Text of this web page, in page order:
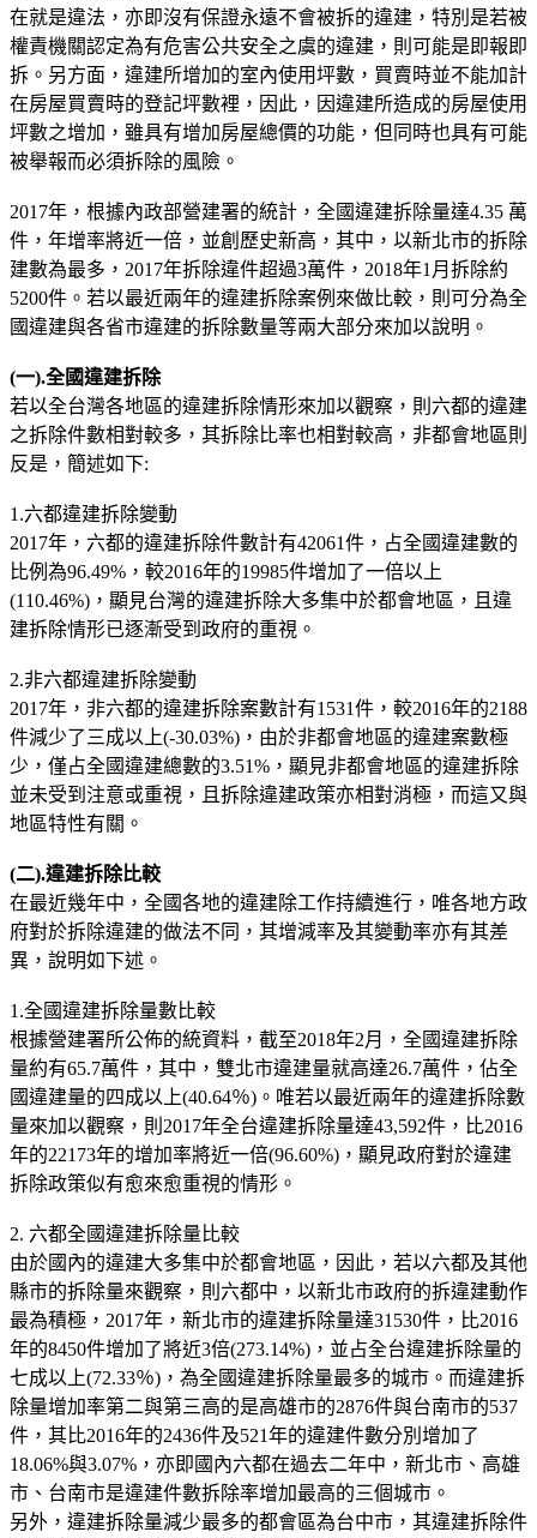
在就是違法，亦即沒有保證永遠不會被拆的違建，特別是若被
權責機關認定為有危害公共安全之虞的違建，則可能是即報即
拆。另方面，違建所增加的室內使用坪數，買賣時並不能加計
在房屋買賣時的登記坪數裡，因此，因違建所造成的房屋使用
坪數之增加，雖具有增加房屋總價的功能，但同時也具有可能
被舉報而必須拆除的風險。
2017年，根據內政部營建署的統計，全國違建拆除量達4.35 萬
件，年增率將近一倍，並創歷史新高，其中，以新北市的拆除
建數為最多，2017年拆除違件超過3萬件，2018年1月拆除約
5200件。若以最近兩年的違建拆除案例來做比較，則可分為全
國違建與各省市違建的拆除數量等兩大部分來加以說明。
(一).全國違建拆除
若以全台灣各地區的違建拆除情形來加以觀察，則六都的違建
之拆除件數相對較多，其拆除比率也相對較高，非都會地區則
反是，簡述如下:
1.六都違建拆除變動
2017年，六都的違建拆除件數計有42061件，占全國違建數的
比例為96.49%，較2016年的19985件增加了一倍以上
(110.46%)，顯見台灣的違建拆除大多集中於都會地區，且違
建拆除情形已逐漸受到政府的重視。
2.非六都違建拆除變動
2017年，非六都的違建拆除案數計有1531件，較2016年的2188
件減少了三成以上(-30.03%)，由於非都會地區的違建案數極
少，僅占全國違建總數的3.51%，顯見非都會地區的違建拆除
並未受到注意或重視，且拆除違建政策亦相對消極，而這又與
地區特性有關。
(二).違建拆除比較
在最近幾年中，全國各地的違建除工作持續進行，唯各地方政
府對於拆除違建的做法不同，其增減率及其變動率亦有其差
異，說明如下述。
1.全國違建拆除量數比較
根據營建署所公佈的統資料，截至2018年2月，全國違建拆除
量約有65.7萬件，其中，雙北市違建量就高達26.7萬件，佔全
國違建量的四成以上(40.64％)。唯若以最近兩年的違建拆除數
量來加以觀察，則2017年全台違建拆除量達43,592件，比2016
年的22173年的增加率將近一倍(96.60%)，顯見政府對於違建
拆除政策似有愈來愈重視的情形。
2. 六都全國違建拆除量比較
由於國內的違建大多集中於都會地區，因此，若以六都及其他
縣市的拆除量來觀察，則六都中，以新北市政府的拆違建動作
最為積極，2017年，新北市的違建拆除量達31530件，比2016
年的8450件增加了將近3倍(273.14%)，並占全台違建拆除量的
七成以上(72.33％)，為全國違建拆除量最多的城市。而違建拆
除量增加率第二與第三高的是高雄市的2876件與台南市的537
件，其比2016年的2436件及521年的違建件數分別增加了
18.06%與3.07%，亦即國內六都在過去二年中，新北市、高雄
市、台南市是違建件數拆除率增加最高的三個城市。
另外，違建拆除量減少最多的都會區為台中市，其違建拆除件